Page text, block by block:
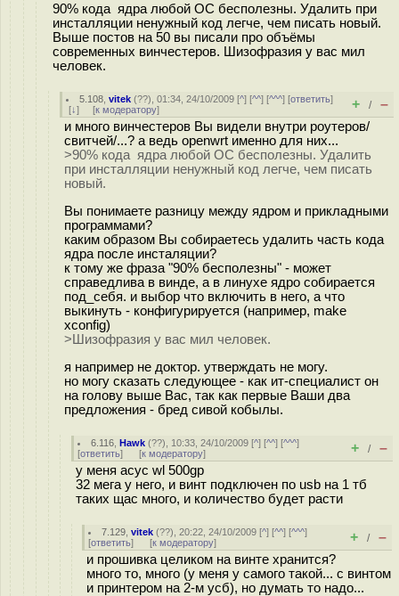
90% кода ядра любой ОС бесполезны. Удалить при
инсталляции ненужный код легче, чем писать новый.
Выше постов на 50 вы писали про объёмы
современных винчестеров. Шизофразия у вас мил
человек.
5.108 ,vitek (??), 01:34, 24/10/2009 [^] [^^] [^^^] [ответить]
[↓] [к модератору] + / –
и много винчестеров Вы видели внутри роутеров/
свитчей/...? а ведь openwrt именно для них...
>90% кода ядра любой ОС бесполезны. Удалить
при инсталляции ненужный код легче, чем писать
новый.
Вы понимаете разницу между ядром и прикладными
программами?
каким образом Вы собираетесь удалить часть кода
ядра после инсталяции?
к тому же фраза "90% бесполезны" - может
справедлива в винде, а в линухе ядро собирается
под_себя. и выбор что включить в него, а что
выкинуть - конфигурируется (например, make
xconfig)
>Шизофразия у вас мил человек.
я например не доктор. утверждать не могу.
но могу сказать следующее - как ит-специалист он
на голову выше Вас, так как первые Ваши два
предложения - бред сивой кобылы.
6.116 ,Hawk (??), 10:33, 24/10/2009 [^] [^^] [^^^]
[ответить] [к модератору] + / –
у меня асус wl 500gp
32 мега у него, и винт подключен по usb на 1 тб
таких щас много, и количество будет расти
7.129 ,vitek (??), 20:22, 24/10/2009 [^] [^^] [^^^]
[ответить] [к модератору] + / –
и прошивка целиком на винте хранится?
много то, много (у меня у самого такой... с винтом
и принтером на 2-м усб), но думать то надо...